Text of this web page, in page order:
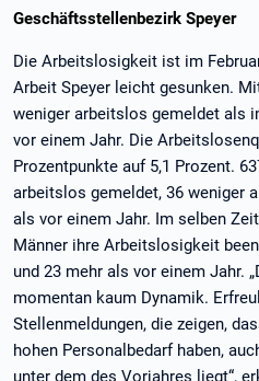
Geschäftsstellenbezirk Speyer
Die Arbeitslosigkeit ist im
Arbeit Speyer leicht gesunken.
weniger arbeitslos gemeldet als
vor einem Jahr. Die
Prozentpunkte auf 5,1 Prozent.
arbeitslos gemeldet, 36 weniger
als vor einem Jahr. Im selben
Männer ihre Arbeitslosigkeit
und 23 mehr als vor einem Jahr.
momentan kaum Dynamik.
Stellenmeldungen, die zeigen,
hohen Personalbedarf haben,
unter dem des Vorjahres liegt“,